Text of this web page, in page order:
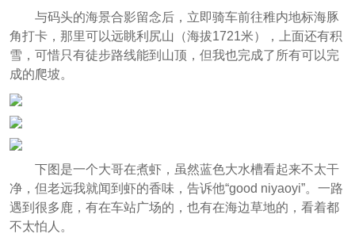
与码头的海景合影留念后，立即骑车前往稚内地标海豚
角打卡，那里可以远眺利尻山（海拔1721米），上面还有积
雪，可惜只有徒步路线能到山顶，但我也完成了所有可以完
成的爬坡。
下图是一个大哥在煮虾，虽然蓝色大水槽看起来不太干
净，但老远我就闻到虾的香味，告诉他“good niyaoyi”。一路
遇到很多鹿，有在车站广场的，也有在海边草地的，看着都
不太怕人。